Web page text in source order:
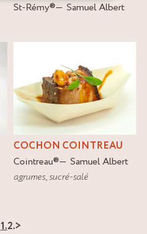
St-Rémy® Samuel Albert
COCHON COINTREAU
Cointreau®
Samuel Albert
agrumes,sucré-salé
1.2.>